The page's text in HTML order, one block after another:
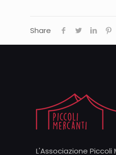
Share
L'Associazione